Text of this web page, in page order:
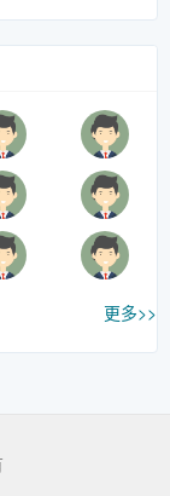
更多>>